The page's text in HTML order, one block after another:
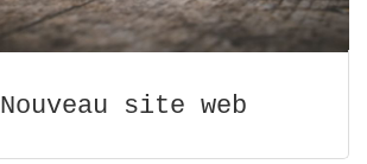
Nouveau site web